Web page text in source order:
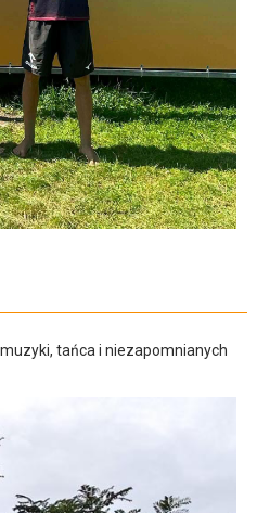
tańca i niezapomnianych